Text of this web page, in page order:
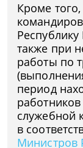
Кроме
также при
работы по
период
служебной
в
Министров